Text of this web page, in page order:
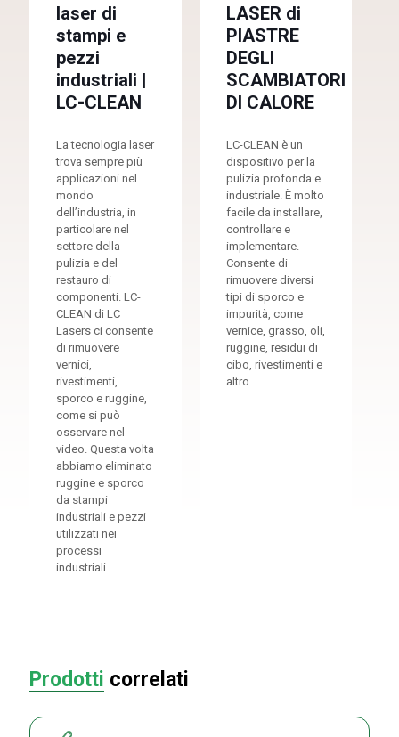
laser di
stampi e
pezzi
industriali |
LC-CLEAN
La tecnologia laser
trova sempre più
applicazioni nel
mondo
dell’industria, in
particolare nel
settore della
pulizia e del
restauro di
componenti. LC-
CLEAN di LC
Lasers ci consente
di rimuovere
vernici,
rivestimenti,
sporco e ruggine,
come si può
osservare nel
video. Questa volta
abbiamo eliminato
ruggine e sporco
da stampi
industriali e pezzi
utilizzati nei
processi
industriali.
LASER di
PIASTRE
DEGLI
SCAMBIATORI
DI CALORE
LC-CLEAN è un
dispositivo per la
pulizia profonda e
industriale. È molto
facile da installare,
controllare e
implementare.
Consente di
rimuovere diversi
tipi di sporco e
impurità, come
vernice, grasso, oli,
ruggine, residui di
cibo, rivestimenti e
altro.
Prodotti correlati